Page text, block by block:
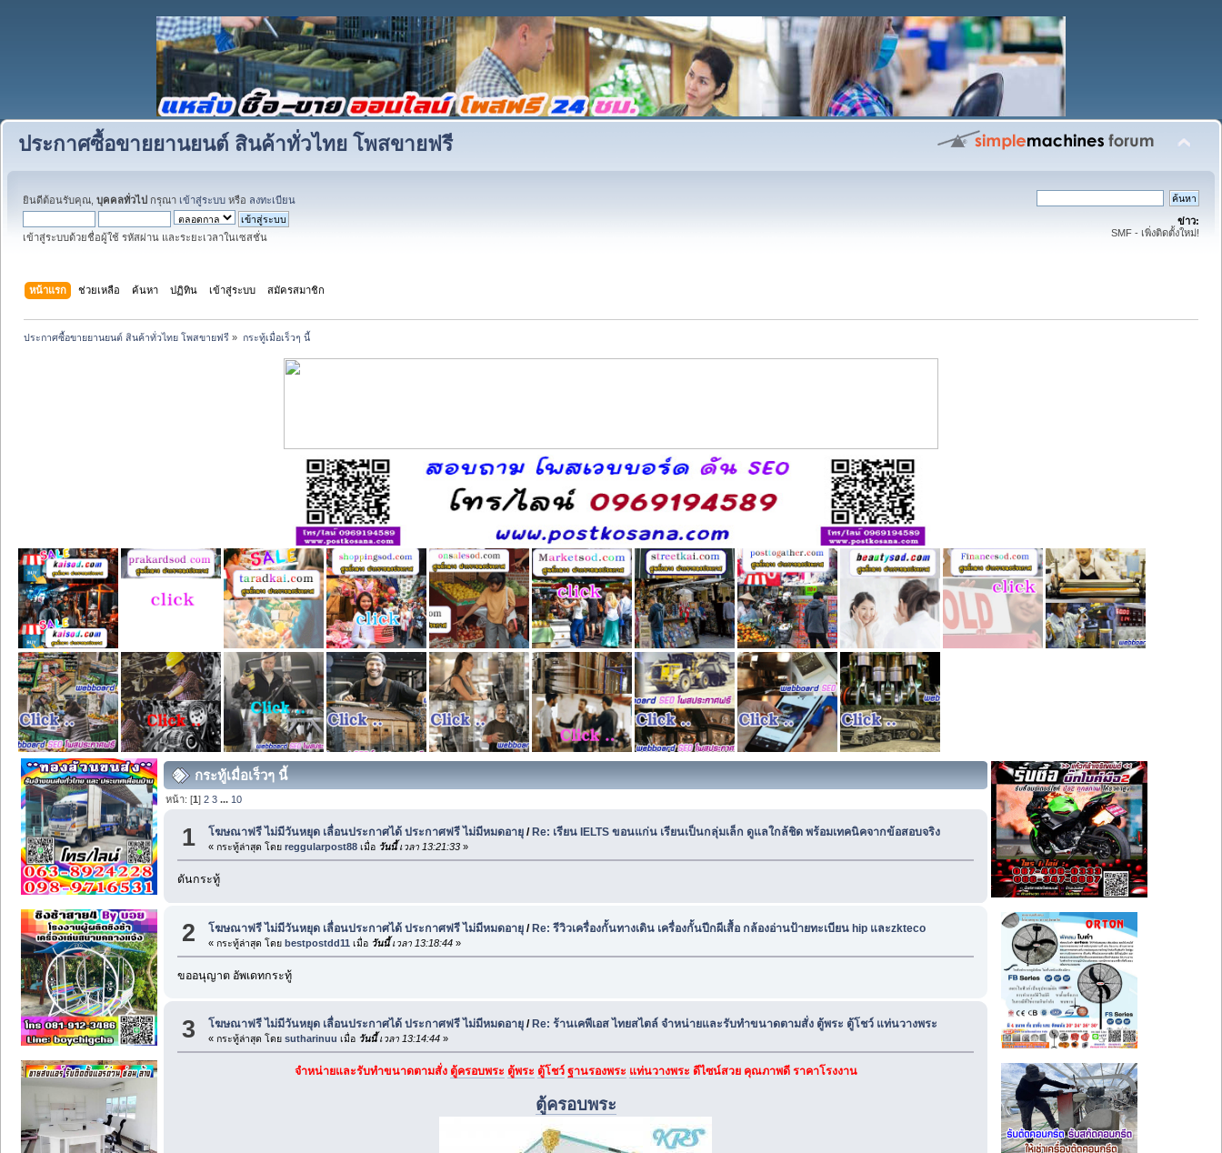
ประกาศซื้อขายยานยนต์ สินค้าทั่วไทย โพสขายฟรี
ยินดีต้อนรับคุณ, บุคคลทั่วไป กรุณา เข้าสู่ระบบ หรือ ลงทะเบียน
เข้าสู่ระบบด้วยชื่อผู้ใช้ รหัสผ่าน และระยะเวลาในเซสชั่น
ข่าว:
SMF - เพิ่งติดตั้งใหม่!
หน้าแรก ช่วยเหลือ ค้นหา ปฏิทิน เข้าสู่ระบบ สมัครสมาชิก
ประกาศซื้อขายยานยนต์ สินค้าทั่วไทย โพสขายฟรี » กระทู้เมื่อเร็วๆ นี้
กระทู้เมื่อเร็วๆ นี้
หน้า: [1]2 3 ... 10
1 โฆษณาฟรี ไม่มีวันหยุด เลื่อนประกาศได้ ประกาศฟรี ไม่มีหมดอายุ / Re: เรียน IELTS ขอนแก่น เรียนเป็นกลุ่มเล็ก ดูแลใกล้ชิด พร้อมเทคนิคจากข้อสอบจริง
« กระทู้ล่าสุด โดยreggularpost88 เมื่อ วันนี้เวลา 13:21:33 »
ดันกระทู้
2 โฆษณาฟรี ไม่มีวันหยุด เลื่อนประกาศได้ ประกาศฟรี ไม่มีหมดอายุ /Re: รีวิวเครื่องกั้นทางเดิน เครื่องกั้นปีกผีเสื้อ กล้องอ่านป้ายทะเบียน hip และzkteco
« กระทู้ล่าสุด โดยbestpostdd11 เมื่อ วันนี้เวลา 13:18:44 »
ขออนุญาต อัพเดทกระทู้
3 โฆษณาฟรี ไม่มีวันหยุด เลื่อนประกาศได้ ประกาศฟรี ไม่มีหมดอายุ / Re: ร้านเคพีเอส ไทยสไตล์ จำหน่ายและรับทำขนาดตามสั่ง ตู้พระ ตู้โชว์ แท่นวางพระ
« กระทู้ล่าสุด โดยsutharinuu เมื่อ วันนี้เวลา 13:14:44 »
จำหน่ายและรับทำขนาดตามสั่ง ตู้ครอบพระ ตู้พระ ตู้โชว์ ฐานรองพระ แท่นวางพระ ดีไซน์สวย คุณภาพดี ราคาโรงงาน
ตู้ครอบพระ